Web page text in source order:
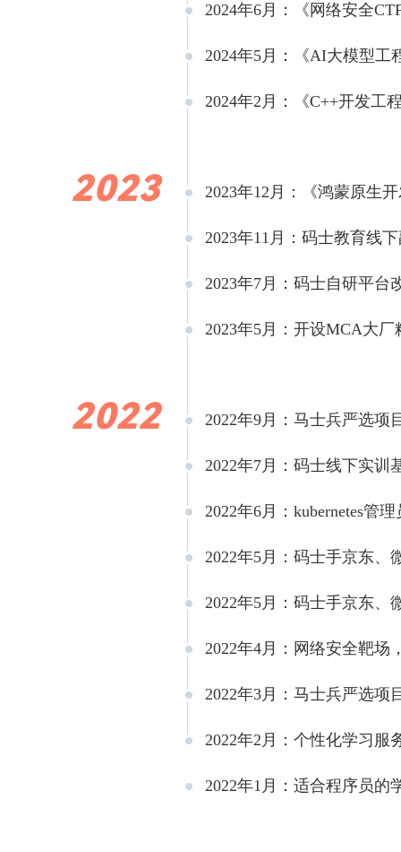
2024年6月：《网络安全
2024年5月：《AI大模型工
2024年2月：《C++开发工
2023 2023年12月：《鸿蒙原生
2023年11月：码士教育线
2023年7月：码士自研平台
2023年5月：开设MCA大
2022 2022年9月：马士兵严选项
2022年7月：码士线下实训
2022年6月：kubernetes管
2022年5月：码士手京东、
2022年5月：码士手京东、
2022年4月：网络安全靶场
2022年3月：马士兵严选项
2022年2月：个性化学习服
2022年1月：适合程序员的